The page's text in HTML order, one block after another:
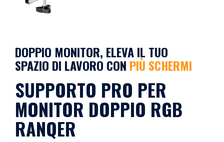
DOPPIO MONITOR, ELEVA IL TUO
SPAZIO DI LAVORO CON PIÙ SCHERMI
SUPPORTO PRO PER
MONITOR DOPPIO RGB
RANQER